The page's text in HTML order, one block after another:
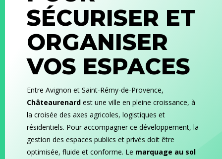
SÉCURISER ET
ORGANISER
VOS ESPACES
Entre Avignon et Saint-Rémy-de-Provence,
Châteaurenardest une ville en pleine croissance, à
la croisée des axes agricoles, logistiques et
résidentiels. Pour accompagner ce développement, la
gestion des espaces publics et privés doit être
optimisée, fluide et conforme. Le marquage au sol